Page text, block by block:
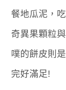
餐地瓜泥，
奇異果顆粒
噗的餅皮則
完好滿足!